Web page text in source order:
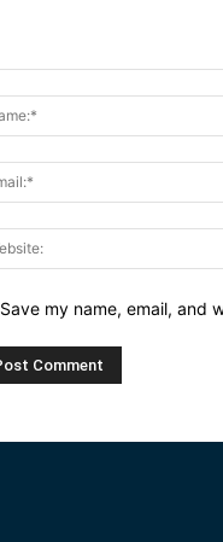
Save my name, email, and